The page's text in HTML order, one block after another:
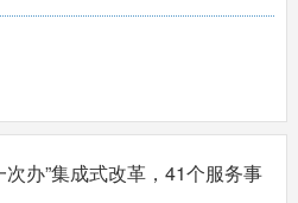
办”集成式改革，41个服务事